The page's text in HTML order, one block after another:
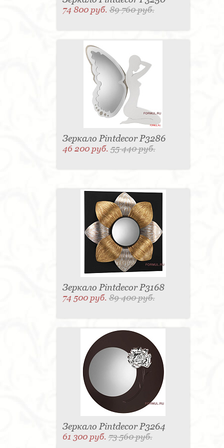
74 800 руб.89 760 руб.
Зеркало Pintdecor P3286
46 200 руб.55 440 руб.
Зеркало Pintdecor P3168
74 500 руб.89 400 руб.
Зеркало Pintdecor P3264
61 300 руб.73 560 руб.